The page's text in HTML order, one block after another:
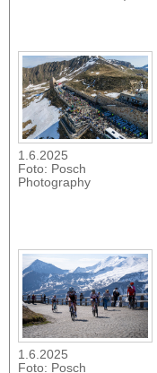
1.6.2025
Foto: Posch
Photography
1.6.2025
Foto: Posch